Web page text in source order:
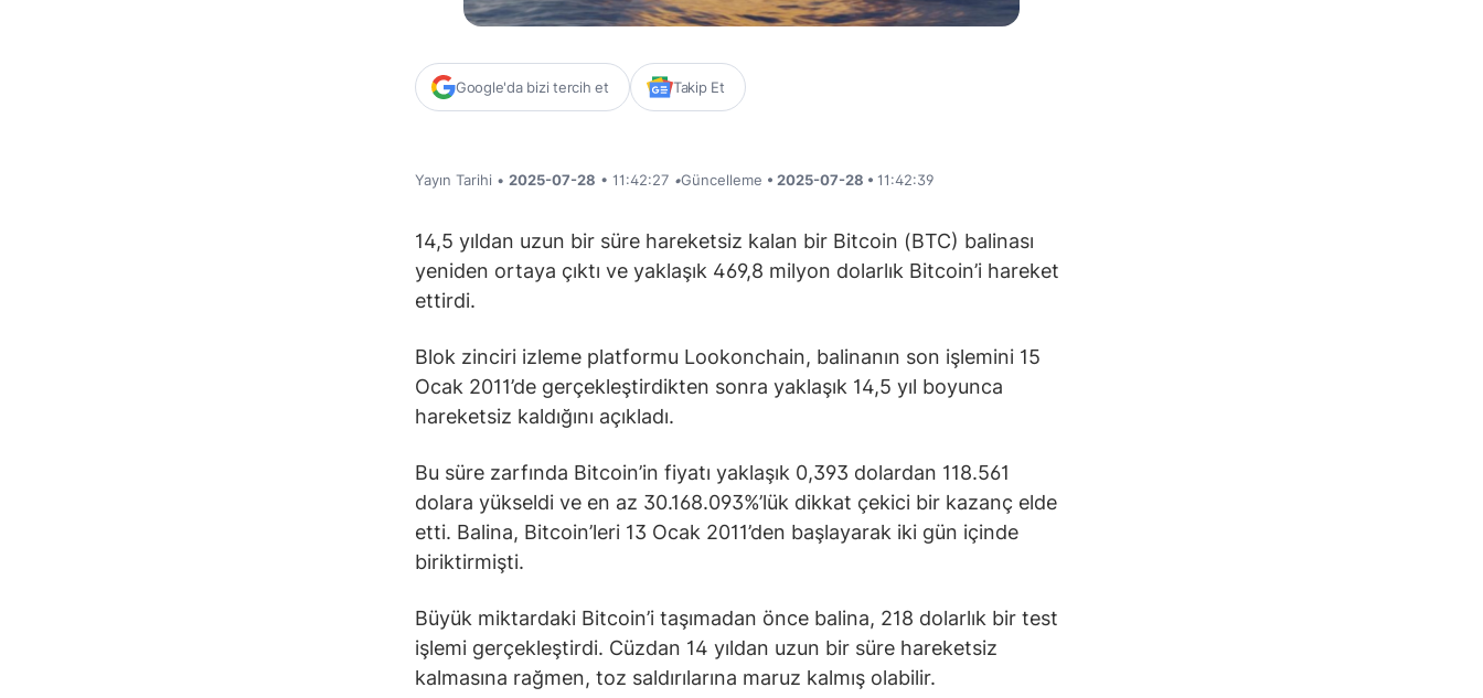
Google'da bizi tercih et Takip Et
Yayın Tarihi • 2025-07-28 • 11:42:27 •Güncelleme • 2025-07-28 • 11:42:39
14,5 yıldan uzun bir süre hareketsiz kalan bir Bitcoin (BTC) balinası
yeniden ortaya çıktı ve yaklaşık 469,8 milyon dolarlık Bitcoin’i hareket
ettirdi.
Blok zinciri izleme platformu Lookonchain, balinanın son işlemini 15
Ocak 2011’de gerçekleştirdikten sonra yaklaşık 14,5 yıl boyunca
hareketsiz kaldığını açıkladı.
Bu süre zarfında Bitcoin’in fiyatı yaklaşık 0,393 dolardan 118.561
dolara yükseldi ve en az 30.168.093%’lük dikkat çekici bir kazanç elde
etti. Balina, Bitcoin’leri 13 Ocak 2011’den başlayarak iki gün içinde
biriktirmişti.
Büyük miktardaki Bitcoin’i taşımadan önce balina, 218 dolarlık bir test
işlemi gerçekleştirdi. Cüzdan 14 yıldan uzun bir süre hareketsiz
kalmasına rağmen, toz saldırılarına maruz kalmış olabilir.